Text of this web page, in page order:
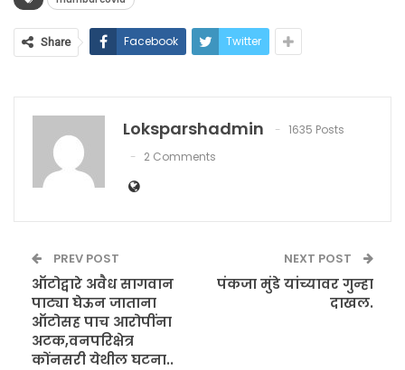
Share Facebook Twitter
Loksparshadmin
1635 Posts
2 Comments
PREV POST
ऑटोद्वारे अवैध सागवान
पाट्या घेऊन जाताना
ऑटोसह पाच आरोपींना
अटक,वनपरिक्षेत्र
कोंनसरी येथील घटना..
NEXT POST
पंकजा मुंडे यांच्यावर गुन्हा
दाखल.